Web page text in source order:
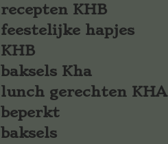
recepten KHB
feestelijke hapjes
KHB
baksels Kha
lunch gerechten KHA
beperkt
baksels